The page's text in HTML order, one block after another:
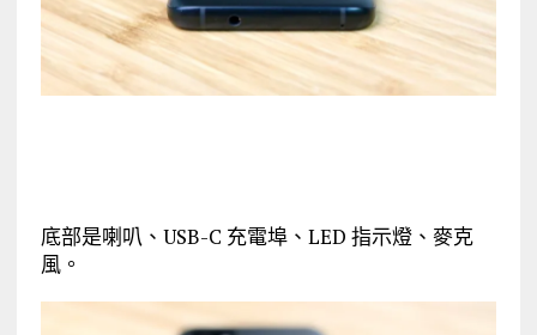
底部是喇叭、USB-C 充電埠、LED 指示燈、麥克
風。